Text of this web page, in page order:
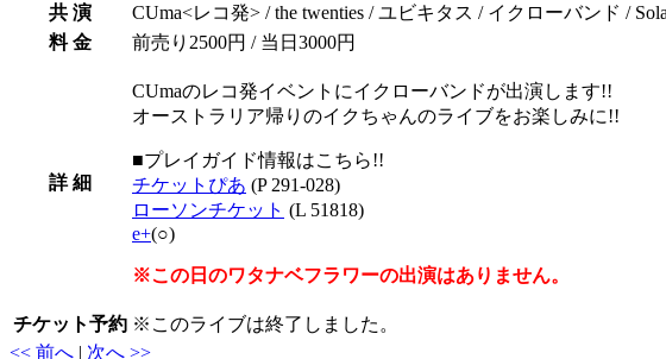
共 演
CUma<レコ発> / the twenties / ユビキタス / イクローバンド /
料 金
前売り2500円 / 当日3000円
詳 細
CUmaのレコ発イベントにイクローバンドが出演します!!
オーストラリア帰りのイクちゃんのライブをお楽しみに!!
■プレイガイド情報はこちら!!
チケットぴあ (P 291-028)
ローソンチケット (L 51818)
e+(○)
※この日のワタナベフラワーの出演はありません。
チケット予約 ※ このライブは終了しました。
<< 前へ | 次へ >>